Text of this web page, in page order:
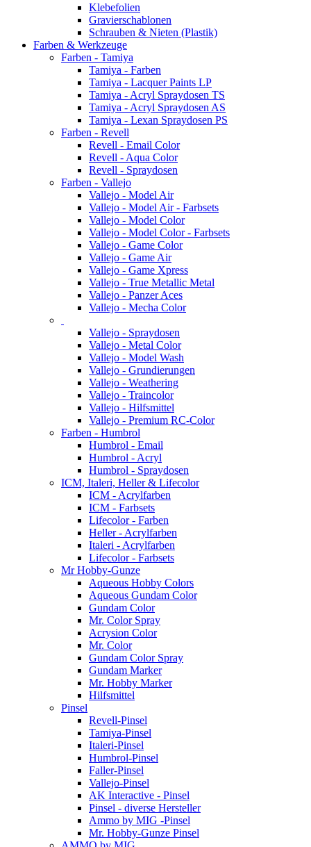
Klebefolien
Gravierschablonen
Schrauben & Nieten (Plastik)
Farben & Werkzeuge
Farben - Tamiya
Tamiya - Farben
Tamiya - Lacquer Paints LP
Tamiya - Acryl Spraydosen TS
Tamiya - Acryl Spraydosen AS
Tamiya - Lexan Spraydosen PS
Farben - Revell
Revell - Email Color
Revell - Aqua Color
Revell - Spraydosen
Farben - Vallejo
Vallejo - Model Air
Vallejo - Model Air - Farbsets
Vallejo - Model Color
Vallejo - Model Color - Farbsets
Vallejo - Game Color
Vallejo - Game Air
Vallejo - Game Xpress
Vallejo - True Metallic Metal
Vallejo - Panzer Aces
Vallejo - Mecha Color
Vallejo - Spraydosen
Vallejo - Metal Color
Vallejo - Model Wash
Vallejo - Grundierungen
Vallejo - Weathering
Vallejo - Traincolor
Vallejo - Hilfsmittel
Vallejo - Premium RC-Color
Farben - Humbrol
Humbrol - Email
Humbrol - Acryl
Humbrol - Spraydosen
ICM, Italeri, Heller & Lifecolor
ICM - Acrylfarben
ICM - Farbsets
Lifecolor - Farben
Heller - Acrylfarben
Italeri - Acrylfarben
Lifecolor - Farbsets
Mr Hobby-Gunze
Aqueous Hobby Colors
Aqueous Gundam Color
Gundam Color
Mr. Color Spray
Acrysion Color
Mr. Color
Gundam Color Spray
Gundam Marker
Mr. Hobby Marker
Hilfsmittel
Pinsel
Revell-Pinsel
Tamiya-Pinsel
Italeri-Pinsel
Humbrol-Pinsel
Faller-Pinsel
Vallejo-Pinsel
AK Interactive - Pinsel
Pinsel - diverse Hersteller
Ammo by MIG -Pinsel
Mr. Hobby-Gunze Pinsel